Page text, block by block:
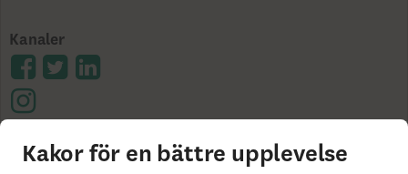
Kanaler
Cookies på skandia.se
Tillgänglighet
Kakor för en bättre upplevelse